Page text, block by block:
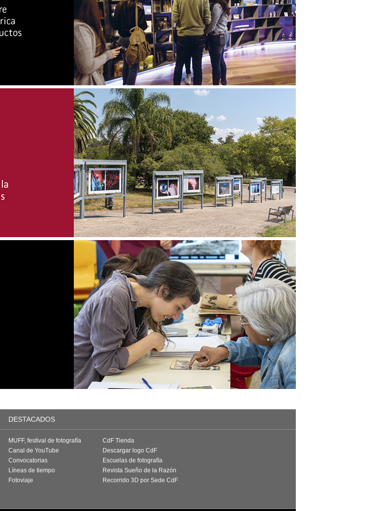
DESTACADOS
MUFF, festival de fotografía
Canal de YouTube
Convocatorias
Líneas de tiempo
Fotoviaje
CdF Tienda
Descargar logo CdF
Escuelas de fotografía
Revista Sueño de la Razón
Recorrido 3D por Sede CdF